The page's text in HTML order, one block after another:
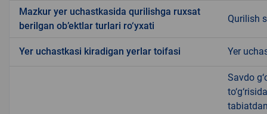
Mazkur yer uchastkasida qurilishga ruxsat
berilgan ob’ektlar turlari ro‘yxati
Qurilish
Yer uchastkasi kiradigan yerlar toifasi Yer
Savdo